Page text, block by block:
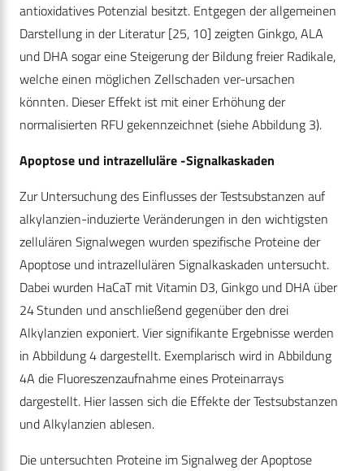
antioxidatives Potenzial besitzt. Entgegen der allgemeinen
Darstellung in der Literatur [25, 10] zeigten Ginkgo, ALA
und DHA sogar eine Steigerung der Bildung freier Radikale,
welche einen möglichen Zellschaden ver-ursachen
könnten. Dieser Effekt ist mit einer Erhöhung der
normalisierten RFU gekennzeichnet (siehe Abbildung 3).
Apoptose und intrazelluläre -Signalkaskaden
Zur Untersuchung des Einflusses der Testsubstanzen auf
alkylanzien-induzierte Veränderungen in den wichtigsten
zellulären Signalwegen wurden spezifische Proteine der
Apoptose und intrazellulären Signalkaskaden untersucht.
Dabei wurden HaCaT mit Vitamin D3, Ginkgo und DHA über
24 Stunden und anschließend gegenüber den drei
Alkylanzien exponiert. Vier signifikante Ergebnisse werden
in Abbildung 4 dargestellt. Exemplarisch wird in Abbildung
4A die Fluoreszenzaufnahme eines Proteinarrays
dargestellt. Hier lassen sich die Effekte der Testsubstanzen
und Alkylanzien ablesen.
Die untersuchten Proteine im Signalweg der Apoptose